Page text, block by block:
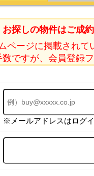
お探しの物件はご成
ページに掲載されて
数ですが、会員登録
※メールアドレスはログイ